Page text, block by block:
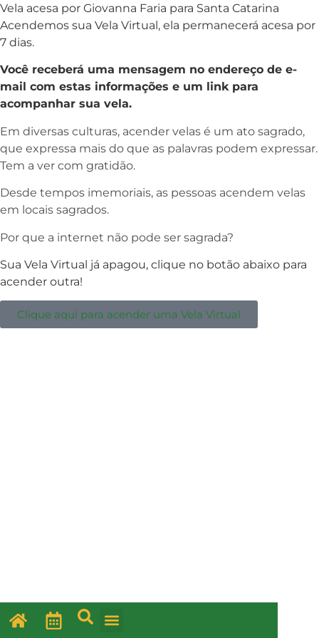
Vela acesa por Giovanna Faria para Santa Catarina
Acendemos sua Vela Virtual, ela permanecerá acesa por
7 dias.
Você receberá uma mensagem no endereço de e-
mail com estas informações e um link para
acompanhar sua vela.
Em diversas culturas, acender velas é um ato sagrado,
que expressa mais do que as palavras podem expressar.
Tem a ver com gratidão.
Desde tempos imemoriais, as pessoas acendem velas
em locais sagrados.
Por que a internet não pode ser sagrada?
Sua Vela Virtual já apagou, clique no botão abaixo para
acender outra!
Clique aqui para acender uma Vela Virtual